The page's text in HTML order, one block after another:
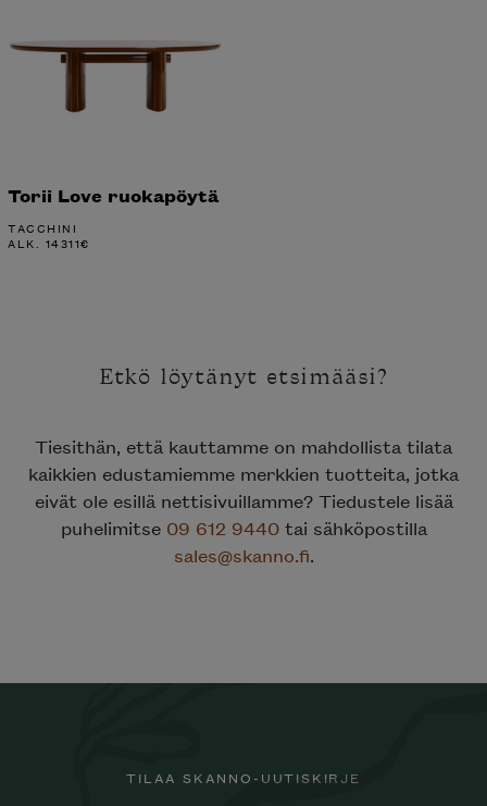
Torii Love ruokapöytä
TACCHINI
ALK. 14311€
Etkö löytänyt etsimääsi?
Tiesithän, että kauttamme on mahdollista tilata
kaikkien edustamiemme merkkien tuotteita, jotka
eivät ole esillä nettisivuillamme? Tiedustele lisää
puhelimitse 09 612 9440tai sähköpostilla
sales@skanno.fi.
TILAA SKANNO-UUTISKIRJE